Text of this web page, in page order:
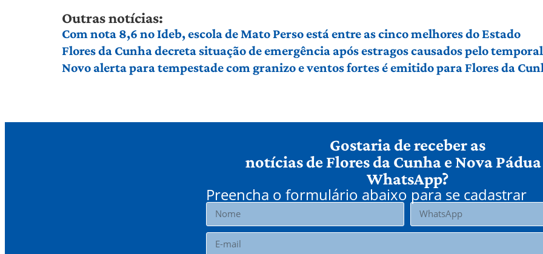
Outras notícias:
Com nota 8,6 no Ideb, escola de Mato Perso está entre as cinco melhores do Estado
Flores da Cunha decreta situação de emergência após estragos causados pelo
Novo alerta para tempestade com granizo e ventos fortes é emitido para Flores da
Gostaria de receber as
notícias de Flores da Cunha e Nova
WhatsApp?
Preencha o formulário abaixo para se cadastrar